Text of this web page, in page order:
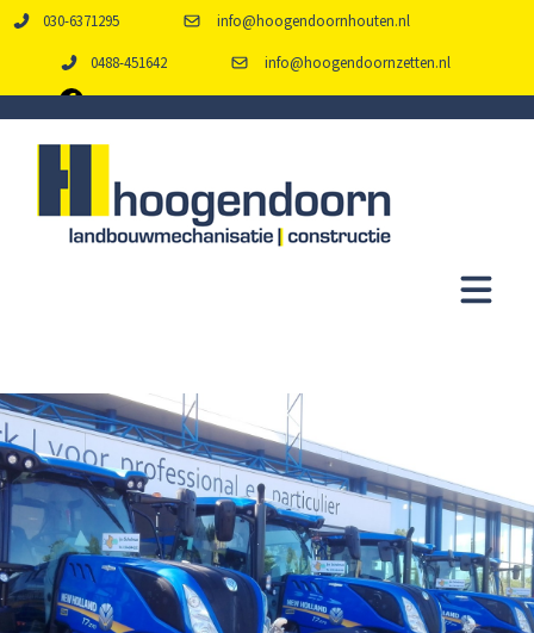
030-6371295 info@hoogendoornhouten.nl
0488-451642 info@hoogendoornzetten.nl